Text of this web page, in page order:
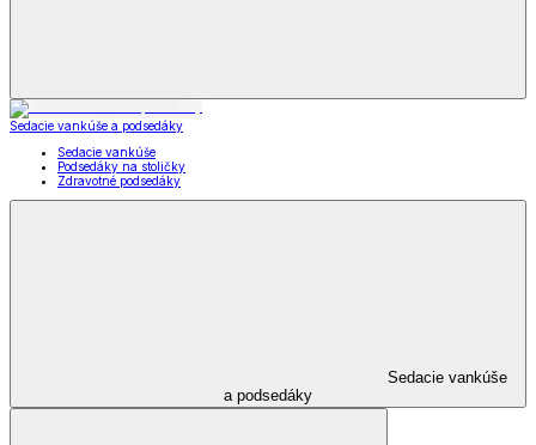
Sedacie vankúše a podsedáky
Sedacie vankúše
Podsedáky na stoličky
Zdravotné podsedáky
Sedacie vankúše
a podsedáky